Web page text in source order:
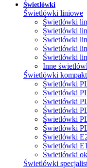
Świetlówki
Świetlówki liniowe
Świetlówki
Świetlówki
Świetlówki
Świetlówki
Świetlówki
Inne
Świetlówki
Świetlówki
Świetlówki
Świetlówki
Świetlówki
Świetlówki
Świetlówki
Świetlówki
Świetlówki
Świetlówki
Świetlówki